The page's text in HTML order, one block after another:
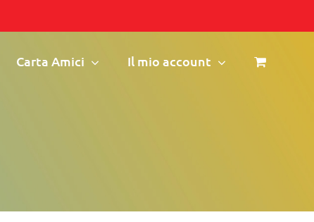
Carta Amici Il mio account